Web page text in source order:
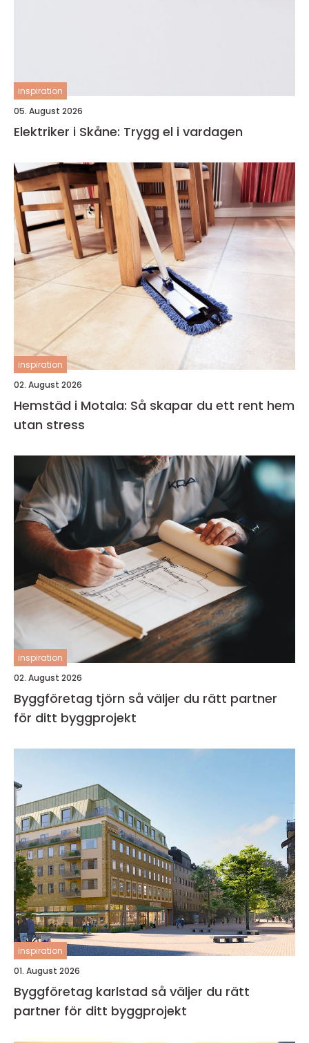
inspiration
05. August 2026
Elektriker i Skåne: Trygg el i vardagen
inspiration
02. August 2026
Hemstäd i Motala: Så skapar du ett rent hem
utan stress
inspiration
02. August 2026
Byggföretag tjörn så väljer du rätt partner
för ditt byggprojekt
inspiration
01. August 2026
Byggföretag karlstad så väljer du rätt
partner för ditt byggprojekt